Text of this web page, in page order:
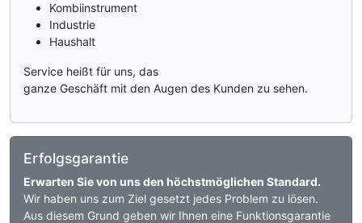
Kombiinstrument
Industrie
Haushalt
Service heißt für uns, das
ganze Geschäft mit den Augen des Kunden zu sehen.
Erfolgsgarantie
Erwarten Sie von uns den höchstmöglichen Standard.
Wir haben uns zum Ziel gesetzt jedes Problem zu lösen.
Aus diesem Grund geben wir Ihnen eine Funktionsgarantie